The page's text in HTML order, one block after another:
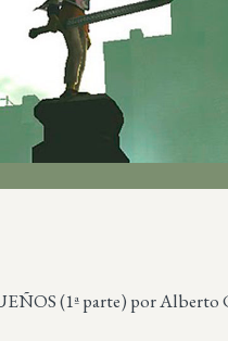
(1ª parte) por Alberto